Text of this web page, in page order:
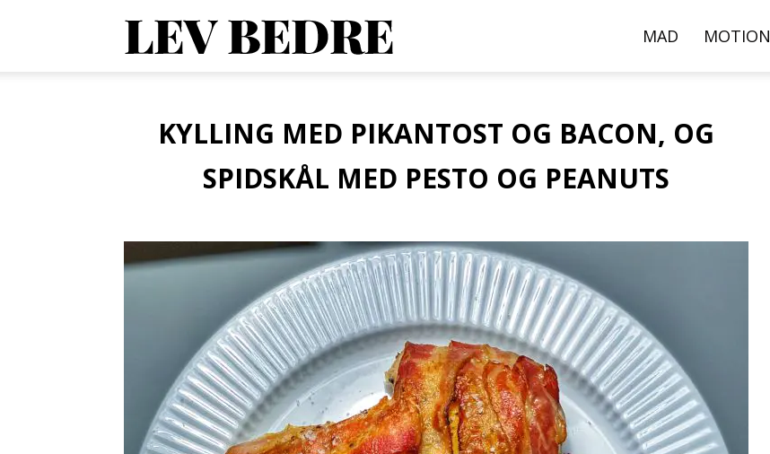
Videoer
og
Artikler
der
MAD MOTION
KYLLING MED PIKANTOST OG BACON, OG
SPIDSKÅL MED PESTO OG PEANUTS